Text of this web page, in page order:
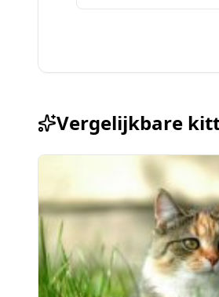
Vergelijkbare